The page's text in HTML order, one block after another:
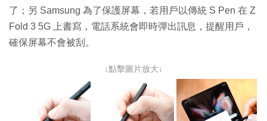
了；另 Samsung 為了保護屏幕，若用戶以傳統 S Pen 在 Z
Fold 3 5G 上書寫，電話系統會即時彈出訊息，提醒用戶，
確保屏幕不會被刮。
↓點擊圖片放大↓